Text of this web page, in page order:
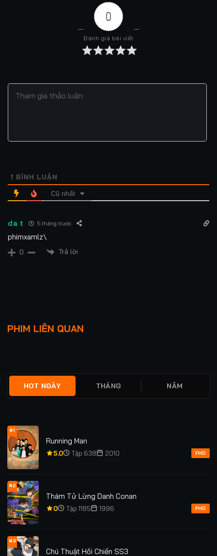
0
Đánh giá bài viết
1 BÌNH LUẬN
Cũ nhất
da t 5 tháng trước
phimxamlz\
0 Trả lời
PHIM LIÊN QUAN
THANH TRA BÍ MẬT
HOT NGÀY THÁNG NĂM
#1
Running Man
5.0 Tập 638 2010 FHD
#2
Thám Tử Lừng Danh Conan
0 Tập 1185 1996 FHD
#3
Chú Thuật Hồi Chiến SS3